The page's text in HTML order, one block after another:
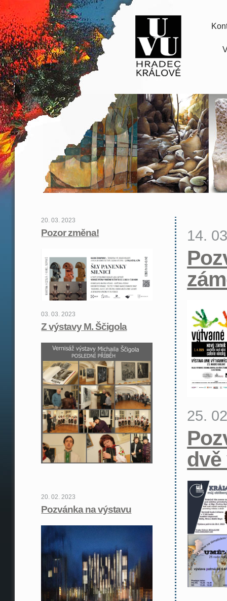
20. 03. 2023
Pozor změna!
03. 03. 2023
Z výstavy M. Ščigola
20. 02. 2023
Pozvánka na výstavu
14.
25.